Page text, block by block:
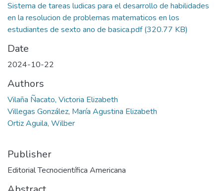
Sistema de tareas ludicas para el desarrollo de habilidades
en la resolucion de problemas matematicos en los
estudiantes de sexto ano de basica.pdf(320.77 KB)
Date
2024-10-22
Authors
Vilaña Ñacato, Victoria Elizabeth
Villegas González, María Agustina Elizabeth
Ortiz Aguila, Wilber
Publisher
Editorial Tecnocientífica Americana